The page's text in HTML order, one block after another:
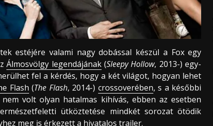
estéjére valami nagy dobással készül a Fox egy
Álmosvölgy legendájának(Sleepy Hollow, 2013-) egy-
fel a kérdés, hogy a két világot, hogyan lehet
Flash (The Flash, 2014-) crossoverében, s a későbbi
volt olyan hatalmas kihívás, ebben az esetben
ütköztetése mindkét sorozat ötödik
meg is érkezett a hivatalos trailer.